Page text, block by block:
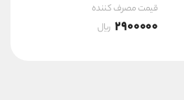
قیمت مصرف کننده
2900000 ریال